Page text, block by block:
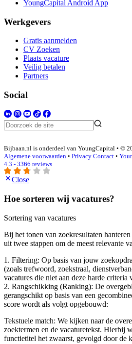
YoungCapital Android App
Werkgevers
Gratis aanmelden
CV Zoeken
Plaats vacature
Veilig betalen
Partners
Social
Bijbaan.nl is onderdeel van YoungCapital • ©
Algemene voorwaarden • Privacy Contact •
4.3 - 3366 reviews
Close
Hoe sorteren wij vacatures?
Sortering van vacatures
Bij het tonen van zoekresultaten
uit twee stappen om de meest relevante
1. Filtering: Op basis van jouw
(zoals trefwoord, zoekstraal,
vacatures die niet aan deze harde criteria
2. Rangschikking (Ranking): De
gerangschikt op basis van een
score wordt als volgt opgebouwd:
Tekstuele match: We kijken naar de
zoektermen en de vacaturetekst. Hierbij
functietitel het zwaarst, gevolgd door de